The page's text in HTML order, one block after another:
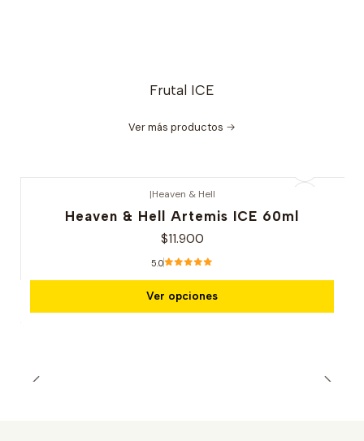
Frutal ICE
Ver más productos
|Heaven & Hell
Heaven & Hell Artemis ICE 60ml
$11.900
5.0
Ver opciones